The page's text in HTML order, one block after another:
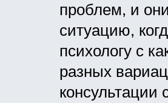
проблем, и
ситуацию,
психологу с
разных
консультации